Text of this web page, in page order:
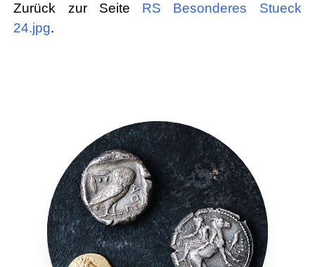
Zurück zur Seite RS Besonderes Stueck
24.jpg.